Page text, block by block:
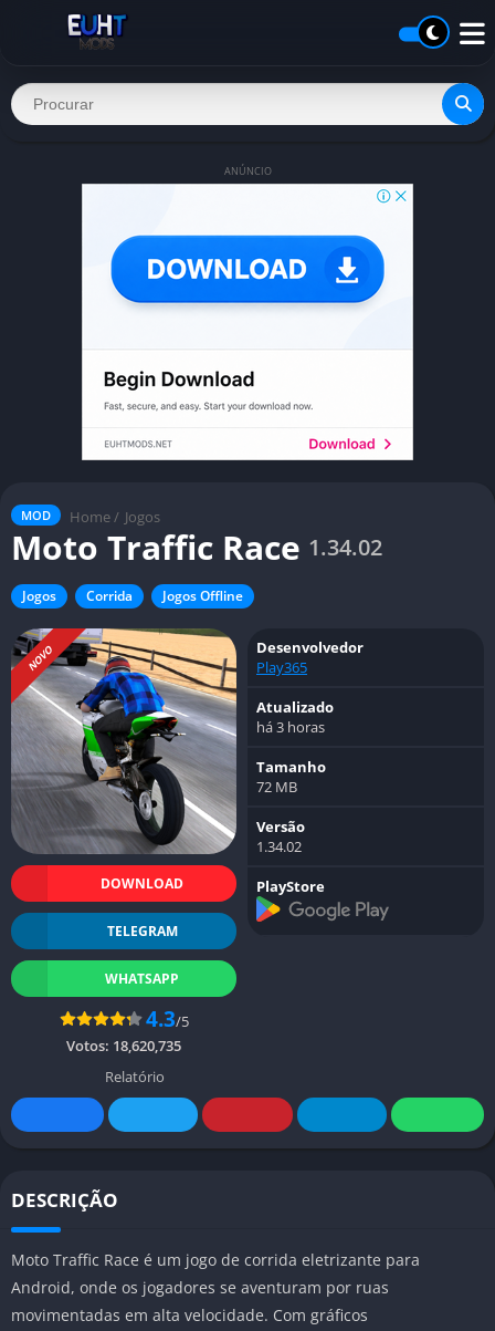
ANÚNCIO
MOD Home / Jogos
Moto Traffic Race 1.34.02
Jogos Corrida Jogos Offline
NOVO
DOWNLOAD
TELEGRAM
WHATSAPP
4.3/5
Votos: 18,620,735
Relatório
Desenvolvedor
Play365
Atualizado
há 3 horas
Tamanho
72 MB
Versão
1.34.02
PlayStore
DESCRIÇÃO
Moto Traffic Race é um jogo de corrida eletrizante para
Android, onde os jogadores se aventuram por ruas
movimentadas em alta velocidade. Com gráficos